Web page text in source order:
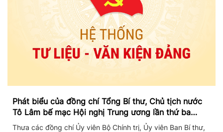
Phát biểu của đồng chí Tổng Bí thư, Chủ tịch nước
Tô Lâm bế mạc Hội nghị Trung ương lần thứ ba
khóa XIV
Thưa các đồng chí Ủy viên Bộ Chính trị, Ủy viên Ban Bí thư,